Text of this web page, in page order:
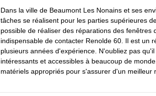
Dans la ville de Beaumont Les Nonains et ses
tâches se réalisent pour les parties supérieures
possible de réaliser des réparations des fenêtres
indispensable de contacter Renolde 60. Il est un
plusieurs années d'expérience. N'oubliez pas
intéressants et accessibles à beaucoup de
matériels appropriés pour s'assurer d'un meilleur